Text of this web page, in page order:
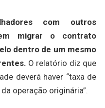
com outros
migrar o contrato
dentro de um mesmo
O relatório diz que
deverá haver “taxa de
operação originária”.